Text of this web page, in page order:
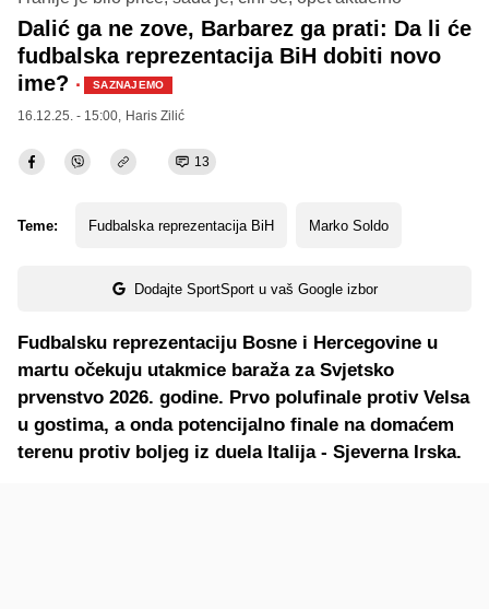
Dalić ga ne zove, Barbarez ga prati: Da li će
fudbalska reprezentacija BiH dobiti novo
ime? · SAZNAJEMO
16.12.25. - 15:00, Haris Zilić
13
Teme: Fudbalska reprezentacija BiH Marko Soldo
Dodajte SportSport u vaš Google izbor
Fudbalsku reprezentaciju Bosne i Hercegovine u
martu očekuju utakmice baraža za Svjetsko
prvenstvo 2026. godine. Prvo polufinale protiv Velsa
u gostima, a onda potencijalno finale na domaćem
terenu protiv boljeg iz duela Italija - Sjeverna Irska.